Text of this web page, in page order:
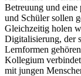
Betreuung und eine
und Schüler sollen
Gleichzeitig holen
Digitalisierung, der
Lernformen
Kollegium
mit jungen